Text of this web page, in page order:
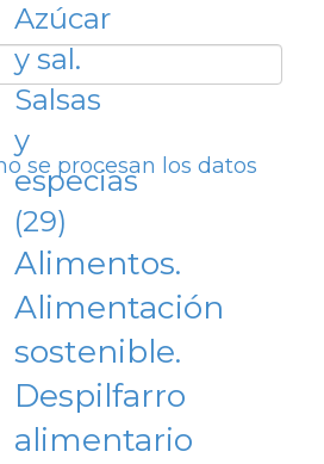
se procesan los datos
Azúcar
y sal.
Salsas
y
especias
(29)
Alimentos.
Alimentación
sostenible.
Despilfarro
alimentario